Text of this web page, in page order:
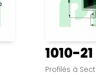
1010-21
Profilés à